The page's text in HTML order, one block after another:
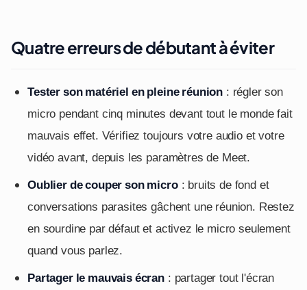
Quatre erreurs de débutant à éviter
Tester son matériel en pleine réunion : régler son
micro pendant cinq minutes devant tout le monde fait
mauvais effet. Vérifiez toujours votre audio et votre
vidéo avant, depuis les paramètres de Meet.
Oublier de couper son micro: bruits de fond et
conversations parasites gâchent une réunion. Restez
en sourdine par défaut et activez le micro seulement
quand vous parlez.
Partager le mauvais écran : partager tout l'écran